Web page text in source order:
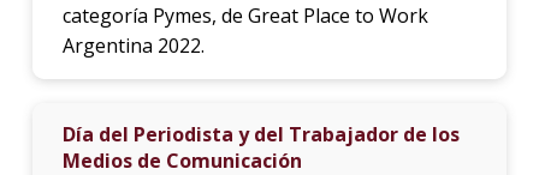
categoría Pymes, de Great Place to Work
Argentina 2022.
Día del Periodista y del Trabajador de los
Medios de Comunicación